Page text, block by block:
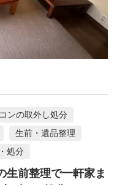
ンの取外し処分
生前・遺品整理
処分
前整理で一軒家ま